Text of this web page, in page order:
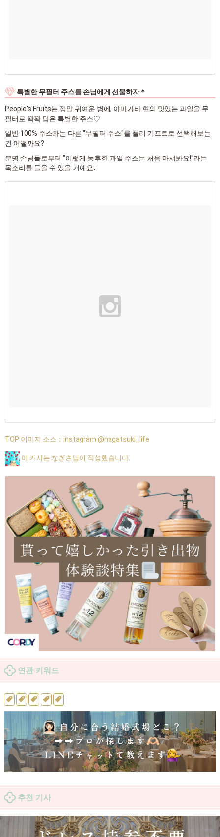
특별한 무필터 주스를 손님에게 선물하자＊
People's Fruits는 정말 귀여운 병에, 야마가타 현의 맛있는 과일을 무
필터로 꽉꽉 담은 특별한 주스♡
일반 100% 주스와는 다른 "무필터 주스"를 플리 기프트로 선택해보는
건 어떨까요?
분명 손님들로부터 "이렇게 농후한 과일 주스는 처음 마셔봐요!"라는
목소리를 들을 수 있을 거예요♩
TOP 이미지 소스： instagram @nagatsuki_life
이 기사는 なぎさ님이 작성했습니다.
연관 키워드
추천 기사